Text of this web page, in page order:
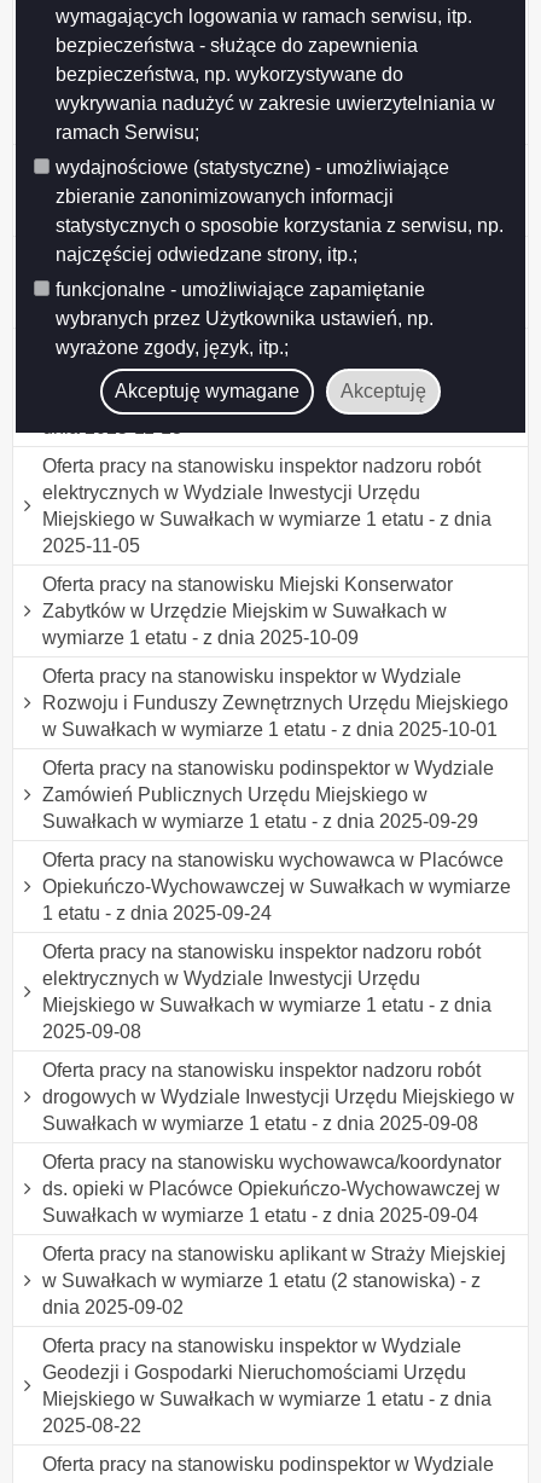
wymagających logowania w ramach serwisu, itp.
bezpieczeństwa - służące do zapewnienia
bezpieczeństwa, np. wykorzystywane do
wykrywania nadużyć w zakresie uwierzytelniania w
ramach Serwisu;
wydajnościowe (statystyczne) - umożliwiające
zbieranie zanonimizowanych informacji
statystycznych o sposobie korzystania z serwisu, np.
najczęściej odwiedzane strony, itp.;
funkcjonalne - umożliwiające zapamiętanie
wybranych przez Użytkownika ustawień, np.
wyrażone zgody, język, itp.;
Akceptuję wymagane Akceptuję
Oferta pracy na stanowisku
wychowawca/wychowawczyni -
koordynator/koordynatorka ds. opieki w Placówce
Opiekuńczo-Wychowawczej w Suwałkach w wymiarze
1 etatu - z dnia 2026-01-12
Oferta pracy na stanowisku inspektor nadzoru robót
drogowych w Wydziale Inwestycji Urzędu Miejskiego w
Suwałkach w wymiarze 1 etatu - z dnia 2025-12-31
Oferta pracy na stanowisku inspektor nadzoru robót
drogowych w Wydziale Inwestycji Urzędu Miejskiego w
Suwałkach w wymiarze 1 etatu - z dnia 2025-11-24
Oferta pracy na stanowisku koordynator ds. opieki /
starszy wychowawca w Placówce Opiekuńczo-
Wychowawczej w Suwałkach w wymiarze 1 etatu - z
Oferta pracy na stanowisku inspektor nadzoru robót
elektrycznych w Wydziale Inwestycji Urzędu
Miejskiego w Suwałkach w wymiarze 1 etatu - z dnia
2025-11-05
Oferta pracy na stanowisku Miejski Konserwator
Zabytków w Urzędzie Miejskim w Suwałkach w
wymiarze 1 etatu - z dnia 2025-10-09
Oferta pracy na stanowisku inspektor w Wydziale
Rozwoju i Funduszy Zewnętrznych Urzędu Miejskiego
w Suwałkach w wymiarze 1 etatu - z dnia 2025-10-01
Oferta pracy na stanowisku podinspektor w Wydziale
Zamówień Publicznych Urzędu Miejskiego w
Suwałkach w wymiarze 1 etatu - z dnia 2025-09-29
Oferta pracy na stanowisku wychowawca w Placówce
Opiekuńczo-Wychowawczej w Suwałkach w wymiarze
1 etatu - z dnia 2025-09-24
Oferta pracy na stanowisku inspektor nadzoru robót
elektrycznych w Wydziale Inwestycji Urzędu
Miejskiego w Suwałkach w wymiarze 1 etatu - z dnia
2025-09-08
Oferta pracy na stanowisku inspektor nadzoru robót
drogowych w Wydziale Inwestycji Urzędu Miejskiego w
Suwałkach w wymiarze 1 etatu - z dnia 2025-09-08
Oferta pracy na stanowisku wychowawca/koordynator
ds. opieki w Placówce Opiekuńczo-Wychowawczej w
Suwałkach w wymiarze 1 etatu - z dnia 2025-09-04
Oferta pracy na stanowisku aplikant w Straży Miejskiej
w Suwałkach w wymiarze 1 etatu (2 stanowiska) - z
dnia 2025-09-02
Oferta pracy na stanowisku inspektor w Wydziale
Geodezji i Gospodarki Nieruchomościami Urzędu
Miejskiego w Suwałkach w wymiarze 1 etatu - z dnia
2025-08-22
Oferta pracy na stanowisku podinspektor w Wydziale